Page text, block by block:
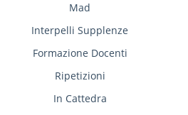
Mad
Interpelli Supplenze
Formazione Docenti
Ripetizioni
In Cattedra